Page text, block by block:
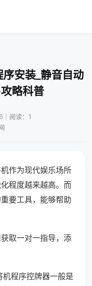
安装_静音自动
略科普
阅读：1
作为现代娱乐场所
程度越来越高。而
要工具，能够帮助
取一对一指导，添
程序控牌器一般是